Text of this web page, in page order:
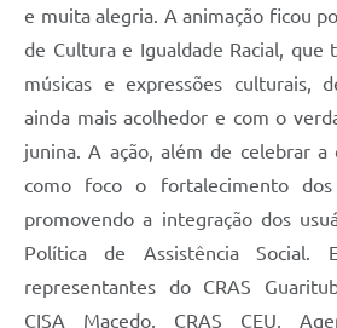
e muita alegria. A animação ficou
de Cultura e Igualdade Racial, que
músicas e expressões culturais,
ainda mais acolhedor e com o
junina. A ação, além de celebrar a
como foco o fortalecimento dos
promovendo a integração dos
Política de Assistência Social.
representantes do CRAS
CISA Macedo, CRAS CEU,